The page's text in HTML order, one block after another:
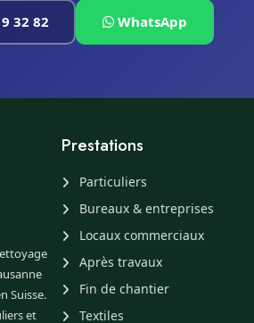
32 82 WhatsApp
Suisse.
et
Prestations
Particuliers
Bureaux & entreprises
Locaux commerciaux
Après travaux
Fin de chantier
Textiles